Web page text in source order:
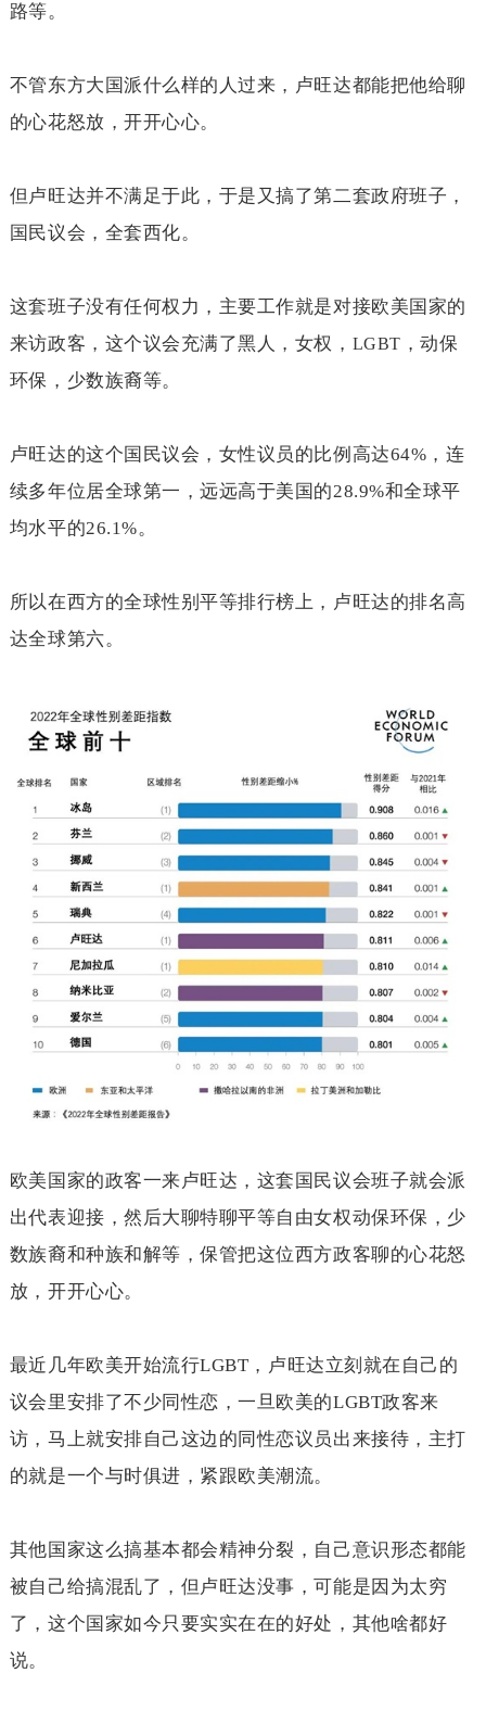
路等。
不管东方大国派什么样的人过来，卢旺达都能把他给聊
的心花怒放，开开心心。
但卢旺达并不满足于此，于是又搞了第二套政府班子，
国民议会，全套西化。
这套班子没有任何权力，主要工作就是对接欧美国家的
来访政客，这个议会充满了黑人，女权， LGBT ，动保
环保，少数族裔等。
卢旺达的这个国民议会，女性议员的比例高达64% ，连
续多年位居全球第一，远远高于美国的28.9%和全球平
均水平的26.1%。
所以在西方的全球性别平等排行榜上，卢旺达的排名高
达全球第六。
欧美国家的政客一来卢旺达，这套国民议会班子就会派
出代表迎接，然后大聊特聊平等自由女权动保环保，少
数族裔和种族和解等，保管把这位西方政客聊的心花怒
放，开开心心。
最近几年欧美开始流行LGBT ，卢旺达立刻就在自己的
议会里安排了不少同性恋，一旦欧美的LGBT政客来
访，马上就安排自己这边的同性恋议员出来接待，主打
的就是一个与时俱进，紧跟欧美潮流。
其他国家这么搞基本都会精神分裂，自己意识形态都能
被自己给搞混乱了，但卢旺达没事，可能是因为太穷
了，这个国家如今只要实实在在的好处，其他啥都好
说。